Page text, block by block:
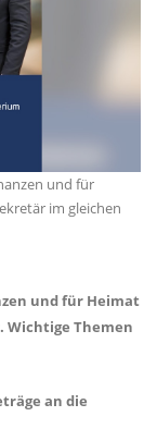
und für
im gleichen
und für Heimat
Wichtige Themen
an die